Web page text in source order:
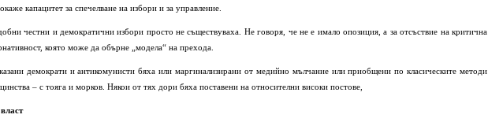
капацитет за спечелване на избори и за управление.
честни и демократични избори просто не съществуваха. Не говоря, че не е имало опозиция, а за отсъствие на критична
която може да обърне „модела“ на прехода.
демократи и антикомунисти бяха или маргинализирани от медийно мълчание или приобщени по класическите методи
– с тояга и морков. Някои от тях дори бяха поставени на относителни високи постове,